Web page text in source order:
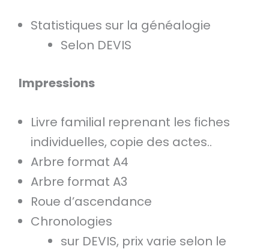
Statistiques sur la généalogie
Selon DEVIS
Impressions
Livre familial reprenant les fiches
individuelles, copie des actes..
Arbre format A4
Arbre format A3
Roue d’ascendance
Chronologies
sur DEVIS, prix varie selon le